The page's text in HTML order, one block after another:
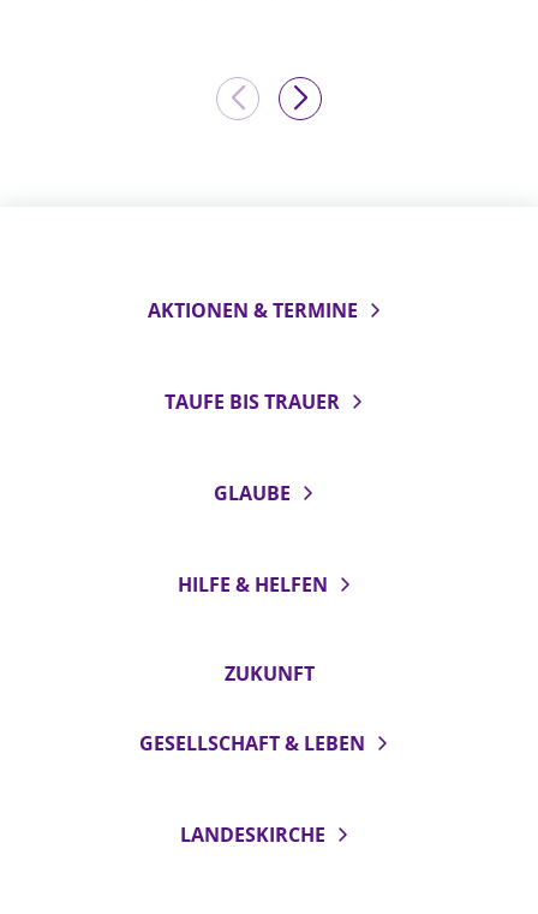
AKTIONEN & TERMINE
TAUFE BIS TRAUER
GLAUBE
HILFE & HELFEN
ZUKUNFT
GESELLSCHAFT & LEBEN
LANDESKIRCHE